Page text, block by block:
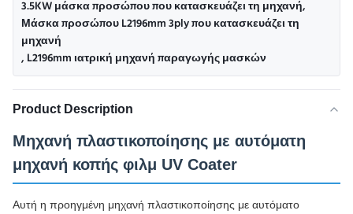
3.5KW μάσκα προσώπου που κατασκευάζει τη μηχανή,
Μάσκα προσώπου L2196mm 3ply που κατασκευάζει τη
μηχανή
,L2196mm ιατρική μηχανή παραγωγής μασκών
Product Description
Μηχανή πλαστικοποίησης με αυτόματη
μηχανή κοπής φιλμ UV Coater
Αυτή η προηγμένη μηχανή πλαστικοποίησης με αυτόματο